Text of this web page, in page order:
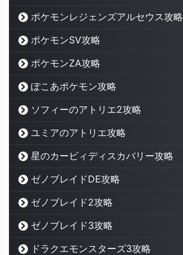
ポケモンレジェンズアルセウス攻略
ポケモンSV攻略
ポケモンZA攻略
ぽこあポケモン攻略
ソフィーのアトリエ2攻略
ユミアのアトリエ攻略
星のカービィディスカバリー攻略
ゼノブレイドDE攻略
ゼノブレイド2攻略
ゼノブレイド3攻略
ドラクエモンスターズ3攻略